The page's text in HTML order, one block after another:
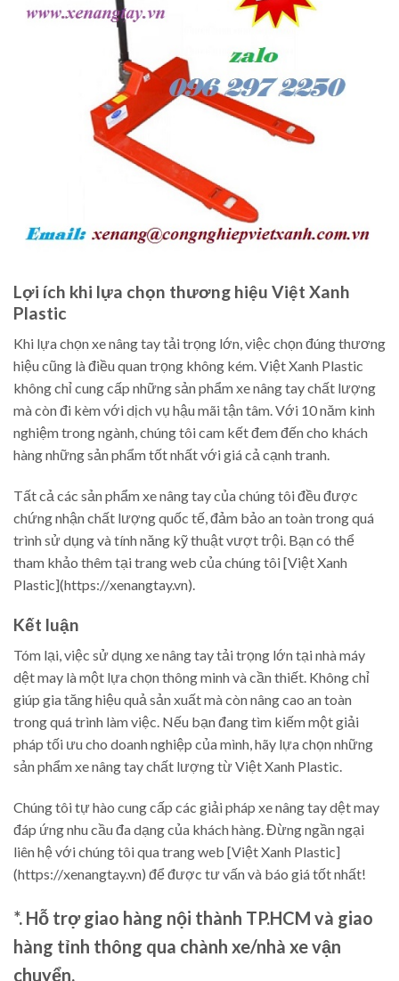
Lợi ích khi lựa chọn thương hiệu Việt Xanh
Plastic
Khi lựa chọn xe nâng tay tải trọng lớn, việc chọn đúng thương
hiệu cũng là điều quan trọng không kém. Việt Xanh Plastic
không chỉ cung cấp những sản phẩm xe nâng tay chất lượng
mà còn đi kèm với dịch vụ hậu mãi tận tâm. Với 10 năm kinh
nghiệm trong ngành, chúng tôi cam kết đem đến cho khách
hàng những sản phẩm tốt nhất với giá cả cạnh tranh.
Tất cả các sản phẩm xe nâng tay của chúng tôi đều được
chứng nhận chất lượng quốc tế, đảm bảo an toàn trong quá
trình sử dụng và tính năng kỹ thuật vượt trội. Bạn có thể
tham khảo thêm tại trang web của chúng tôi [Việt Xanh
Plastic](https://xenangtay.vn).
Kết luận
Tóm lại, việc sử dụng xe nâng tay tải trọng lớn tại nhà máy
dệt may là một lựa chọn thông minh và cần thiết. Không chỉ
giúp gia tăng hiệu quả sản xuất mà còn nâng cao an toàn
trong quá trình làm việc. Nếu bạn đang tìm kiếm một giải
pháp tối ưu cho doanh nghiệp của mình, hãy lựa chọn những
sản phẩm xe nâng tay chất lượng từ Việt Xanh Plastic.
Chúng tôi tự hào cung cấp các giải pháp xe nâng tay dệt may
đáp ứng nhu cầu đa dạng của khách hàng. Đừng ngần ngại
liên hệ với chúng tôi qua trang web [Việt Xanh Plastic]
(https://xenangtay.vn) để được tư vấn và báo giá tốt nhất!
*. Hỗ trợ giao hàng nội thành TP.HCM và giao
hàng tỉnh thông qua chành xe/nhà xe vận
chuyển.